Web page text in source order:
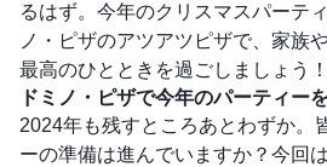
るはず。今年のクリスマスパーテ
ノ・ピザのアツアツピザで、家族
最高のひとときを過ごしましょう！
ドミノ・ピザで今年のパーティー
2024年も残すところあとわずか。
ーの準備は進んでいますか？今回